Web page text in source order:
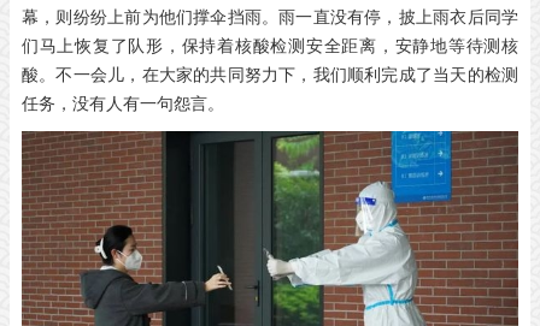
幕，则纷纷上前为他们撑伞挡雨。雨一直没有停，披上雨衣后同学
们马上恢复了队形，保持着核酸检测安全距离，安静地等待测核
酸。不一会儿，在大家的共同努力下，我们顺利完成了当天的检测
任务，没有人有一句怨言。